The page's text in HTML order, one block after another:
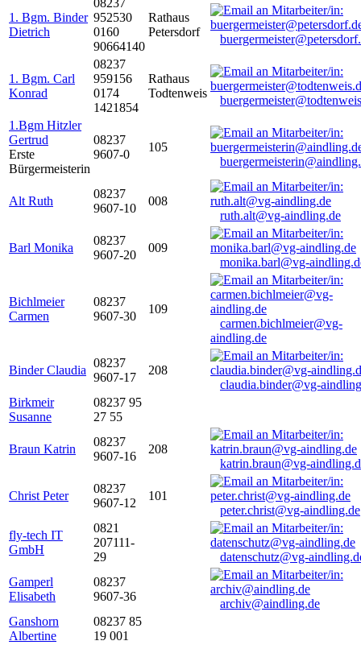
1. Bgm. Binder
Dietrich
08237
952530
0160
90664140
Rathaus
Petersdorf
1. Bgm. Carl
Konrad
08237
959156
0174
1421854
Rathaus
Todtenweis
1.Bgm Hitzler
Gertrud
Erste
Bürgermeisterin
08237
9607-0
105
Alt Ruth
08237
9607-10
008
ruth.alt@vg-aindling.de
Barl Monika
08237
9607-20
009
monika.barl@vg-
Bichlmeier
Carmen
08237
9607-30
109
carmen.bichlmeier@vg-
aindling.de
Binder Claudia
08237
9607-17
208
claudia.binder@vg-
Birkmeir
Susanne
08237 95
27 55
Braun Katrin
08237
9607-16
208
katrin.braun@vg-
Christ Peter
08237
9607-12
101
peter.christ@vg-aindling.de
fly-tech IT
GmbH
0821
207111-
29
datenschutz@vg-
Gamperl
Elisabeth
08237
9607-36
archiv@aindling.de
Ganshorn
Albertine
08237 85
19 001